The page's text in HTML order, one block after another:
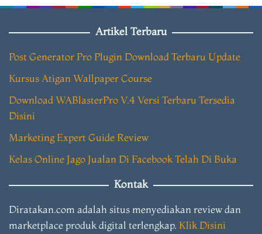
Artikel Terbaru
Post Generator Pro Plugin Download Terbaru Update
Kursus Atigan Wallpaper Course
Download WABlasterPro V.4 Versi Terbaru Tersedia
Disini
Marketing Expert Guide Review
Kelas Online Jago Jualan Di Facebook Telah Di Buka
Kontak
Diratakan.com adalah situs menyediakan review dan
marketplace produk digital terlengkap. Klik Disini